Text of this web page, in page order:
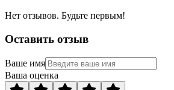
Нет отзывов. Будьте первым!
Оставить отзыв
Ваше имя
Ваша оценка